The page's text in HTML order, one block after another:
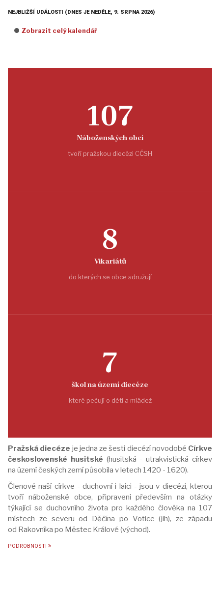
NEJBLIŽŠÍ UDÁLOSTI (DNES JE NEDĚLE, 9. SRPNA 2026)
Zobrazit celý kalendář
107
Náboženských obcí
tvoří pražskou diecézi CČSH
8
Vikariátů
do kterých se obce sdružují
7
škol na území diecéze
které pečují o děti a mládež
Pražská diecéze je jedna ze šesti diecézí novodobé Církve
československé husitské (husitská - utrakvistická církev
na území českých zemí působila v letech 1420 - 1620).
Členové naší církve - duchovní i laici - jsou v diecézi, kterou
tvoří náboženské obce, připraveni především na otázky
týkající se duchovního života pro každého člověka na 107
místech ze severu od Děčína po Votice (jih), ze západu
od Rakovníka po Městec Králové (východ).
PODROBNOSTI